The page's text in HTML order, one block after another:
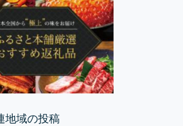
地域の投稿